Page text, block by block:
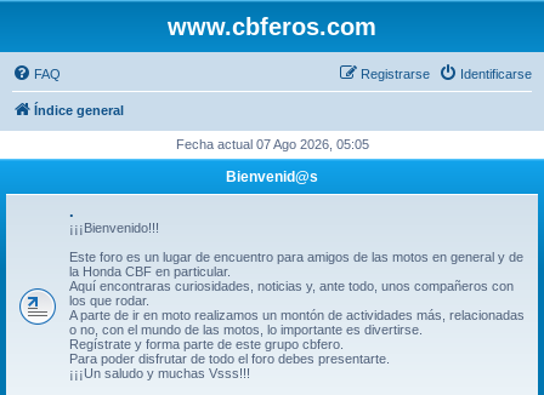
www.cbferos.com
FAQ Identificarse
Registrarse
Índice general
Fecha actual 07 Ago 2026, 05:05
Bienvenid@s
.
¡¡¡Bienvenido!!!
Este foro es un lugar de encuentro para amigos de las motos en general y de
la Honda CBF en particular.
Aquí encontraras curiosidades, noticias y, ante todo, unos compañeros con
los que rodar.
A parte de ir en moto realizamos un montón de actividades más, relacionadas
o no, con el mundo de las motos, lo importante es divertirse.
Regístrate y forma parte de este grupo cbfero.
Para poder disfrutar de todo el foro debes presentarte.
¡¡¡Un saludo y muchas Vsss!!!